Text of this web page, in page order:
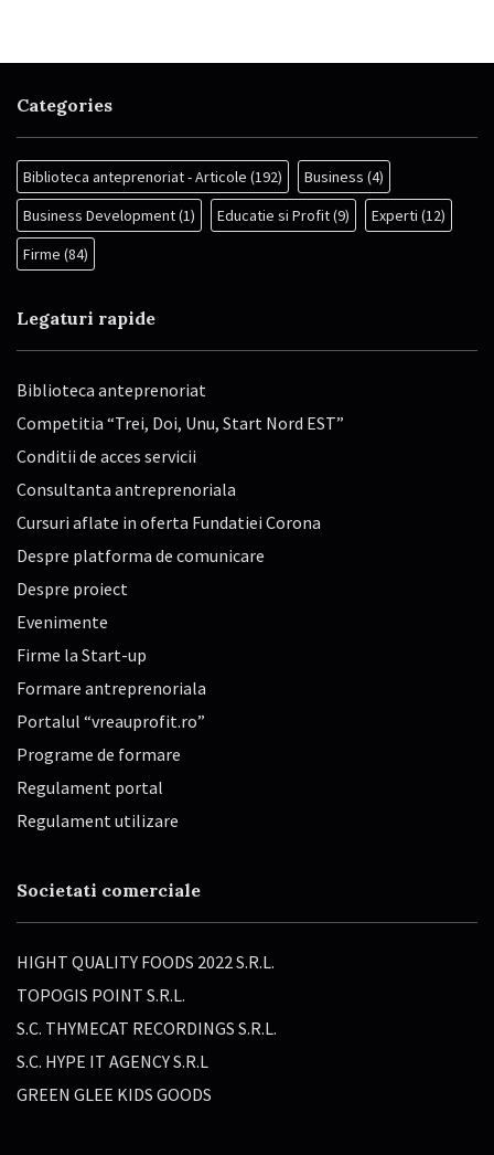
Categories
Biblioteca anteprenoriat - Articole (192) Business (4)
Business Development(1) Educatie si Profit(9) Experti (12)
Firme (84)
Legaturi rapide
Biblioteca anteprenoriat
Competitia “Trei, Doi, Unu, Start Nord EST”
Conditii de acces servicii
Consultanta antreprenoriala
Cursuri aflate in oferta Fundatiei Corona
Despre platforma de comunicare
Despre proiect
Evenimente
Firme la Start-up
Formare antreprenoriala
Portalul “vreauprofit.ro”
Programe de formare
Regulament portal
Regulament utilizare
Societati comerciale
HIGHT QUALITY FOODS 2022 S.R.L.
TOPOGIS POINT S.R.L.
S.C. THYMECAT RECORDINGS S.R.L.
S.C. HYPE IT AGENCY S.R.L
GREEN GLEE KIDS GOODS